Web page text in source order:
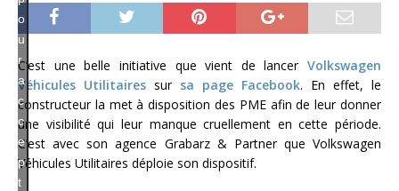
C’est une belle initiative que vient de lancer Volkswagen
Véhicules Utilitaires sur sa page Facebook. En effet, le
constructeur la met à disposition des PME afin de leur donner
une visibilité qui leur manque cruellement en cette période.
C’est avec son agence Grabarz & Partner que Volkswagen
Véhicules Utilitaires déploie son dispositif.
o
u
r
a
c
c
e
p
t